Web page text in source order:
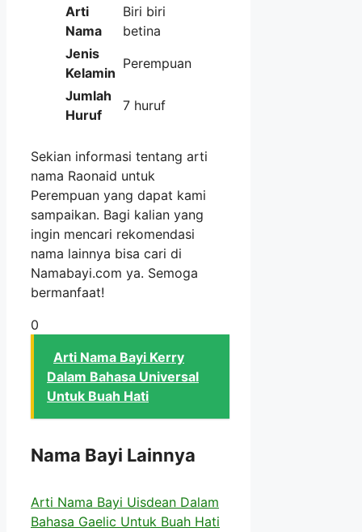
Arti
Nama
Biri biri
betina
Jenis
Kelamin
Perempuan
Jumlah
Huruf
7 huruf
Sekian informasi tentang arti
nama Raonaid untuk
Perempuan yang dapat kami
sampaikan. Bagi kalian yang
ingin mencari rekomendasi
nama lainnya bisa cari di
Namabayi.com ya. Semoga
bermanfaat!
0
Arti Nama Bayi Kerry
Dalam Bahasa Universal
Untuk Buah Hati
Nama Bayi Lainnya
Arti Nama Bayi Uisdean Dalam
Bahasa Gaelic Untuk Buah Hati